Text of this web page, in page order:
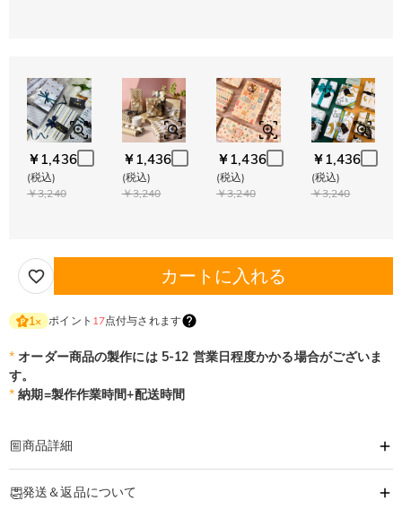
￥1,436
(税込)
￥3,240
￥1,436
(税込)
￥3,240
￥1,436
(税込)
￥3,240
￥1,436
(税込)
￥3,240
カートに入れる
1× ポイント 17点付与されます
* オーダー商品の製作には 5-12 営業日程度かかる場合がございま
す。
* 納期=製作作業時間+配送時間
商品詳細
お好きな柄物やイニシャル、名前などを入れて作った可愛い玄関マットです。
発送＆返品について